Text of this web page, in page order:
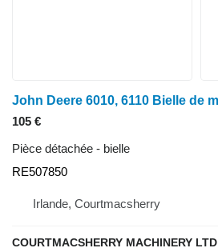
105 €
Pièce détachée - bielle
RE507850
Irlande, Courtmacsherry
COURTMACSHERRY MACHINERY LTD